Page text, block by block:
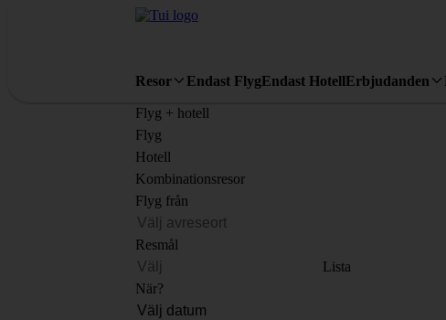
Resor Endast FlygEndast HotellErbjudanden
Flyg + hotell
Flyg
Hotell
Kombinationsresor
Flyg från
Resmål
Lista
När?